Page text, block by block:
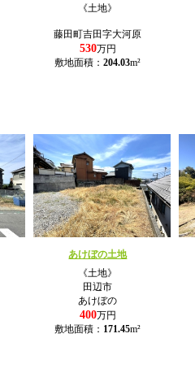
《土地》
藤田町吉田字大河原
530万円
敷地面積：204.03m²
あけぼの土地
《土地》
田辺市
あけぼの
400万円
敷地面積： 171.45m²